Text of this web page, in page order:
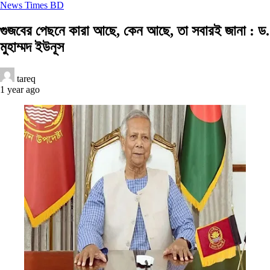
News Times BD
গুজবের পেছনে কারা আছে, কেন আছে, তা সবারই জানা : ড.
মুহাম্মদ ইউনূস
tareq
1 year ago